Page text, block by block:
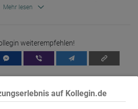
auf Kollegin.de
anrufen oder uns auf
Mehr lesen
weiterempfehlen!